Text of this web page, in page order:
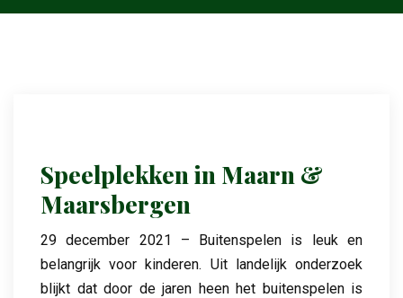
Speelplekken in Maarn &
Maarsbergen
29 december 2021 – Buitenspelen is leuk en
belangrijk voor kinderen. Uit landelijk onderzoek
blijkt dat door de jaren heen het buitenspelen is